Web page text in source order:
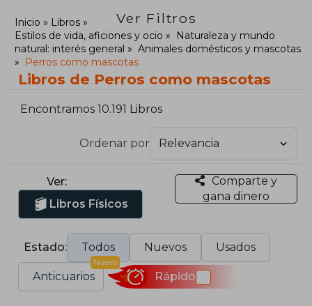
Ver Filtros
Inicio
Libros
Estilos de vida, aficiones y ocio
Naturaleza y mundo
natural: interés general
Animales domésticos y mascotas
Perros como mascotas
Libros de Perros como mascotas
Encontramos 10.191 Libros
Ordenar por
Ver:
Libros Físicos
Comparte y
gana dinero
Estado: Todos Nuevos Usados
Anticuarios
Nuevo
Rápido